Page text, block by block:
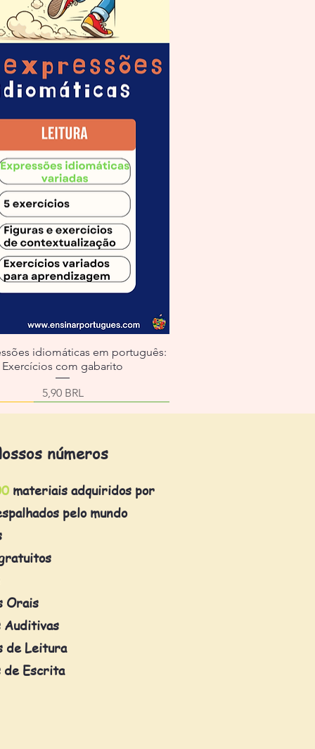
idiomáticas em português:
Exercícios com gabarito
Precio
5,90 BRL
números
materiais adquiridos por
pelo mundo
Orais
Auditivas
de Leitura
de Escrita